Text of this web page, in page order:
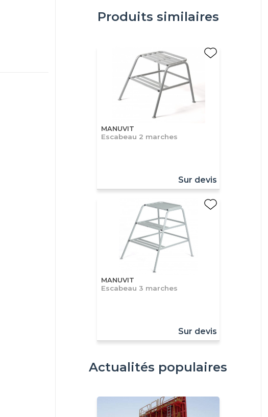
Produits similaires
MANUVIT
Escabeau 2 marches
Sur devis
MANUVIT
Escabeau 3 marches
Sur devis
Actualités populaires